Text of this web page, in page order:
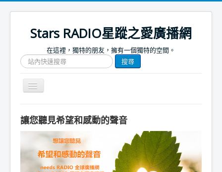
Stars RADIO星蹤之愛廣播網
在這裡，獨特的朋友，擁有一個獨特的空間。
搜
尋
網
文
搜尋
Toggle
Navigation
首頁
捐款支持
節目表
讓您聽見希望和感動的聲音